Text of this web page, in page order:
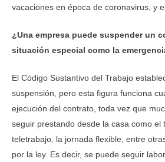
vacaciones en época de coronavirus, y
¿Una empresa puede suspender un
situación especial como la
El Código Sustantivo del Trabajo
suspensión, pero esta figura funciona
ejecución del contrato, toda vez que
seguir prestando desde la casa como el
teletrabajo, la jornada flexible, entre
por la ley. Es decir, se puede seguir